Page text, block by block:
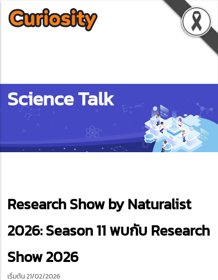
Science Talk
Research Show by Naturalist
2026: Season 11 พบกับ Research
Show 2026
เริ่มต้น 21/02/2026